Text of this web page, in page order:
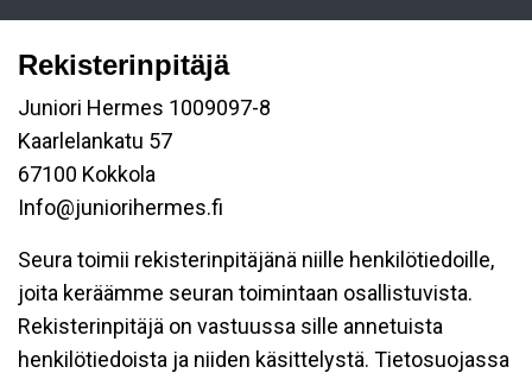
Rekisterinpitäjä
Juniori Hermes 1009097-8
Kaarlelankatu 57
67100 Kokkola
Info@juniorihermes.fi
Seura toimii rekisterinpitäjänä niille henkilötiedoille,
joita keräämme seuran toimintaan osallistuvista.
Rekisterinpitäjä on vastuussa sille annetuista
henkilötiedoista ja niiden käsittelystä. Tietosuojassa